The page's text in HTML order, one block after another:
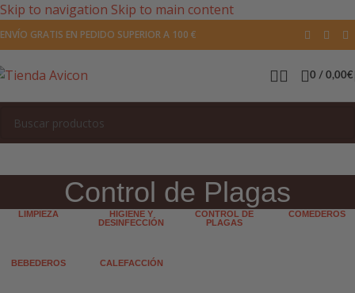
Skip to navigation Skip to main content
ENVÍO GRATIS EN PEDIDO SUPERIOR A 100 €
0 / 0,00€
Control de Plagas
LIMPIEZA
HIGIENE Y
DESINFECCIÓN
CONTROL DE
PLAGAS
COMEDEROS
BEBEDEROS CALEFACCIÓN